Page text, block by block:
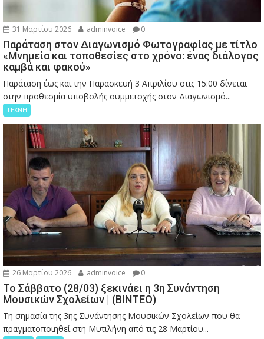
31 Μαρτίου 2026 adminvoice 0
Παράταση στον Διαγωνισμό Φωτογραφίας με τίτλο
«Μνημεία και τοποθεσίες στο χρόνο: ένας διάλογος
καμβά και φακού»
Παράταση έως και την Παρασκευή 3 Απριλίου στις 15:00 δίνεται
στην προθεσμία υποβολής συμμετοχής στον Διαγωνισμό...
ΤΕΧΝΗ
26 Μαρτίου 2026 adminvoice 0
Το Σάββατο (28/03) ξεκινάει η 3η Συνάντηση
Μουσικών Σχολείων | (ΒΙΝΤΕΟ)
Τη σημασία της 3ης Συνάντησης Μουσικών Σχολείων που θα
πραγματοποιηθεί στη Μυτιλήνη από τις 28 Μαρτίου...